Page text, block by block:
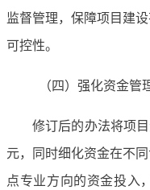
监督管理，保障项目建
可控性。
（四）强化资金管
修订后的办法将项
元，同时细化资金在不
点专业方向的资金投入